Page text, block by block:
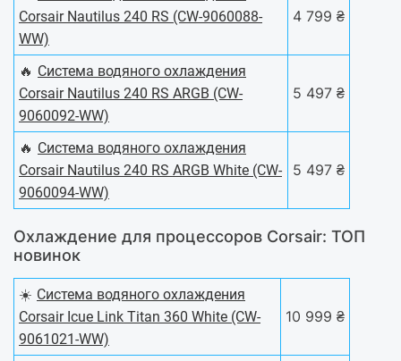
Corsair Nautilus 240 RS (CW-9060088-
WW)
4 799 ₴
🔥 Система водяного охлаждения
Corsair Nautilus 240 RS ARGB (CW-
9060092-WW)
5 497 ₴
🔥 Система водяного охлаждения
Corsair Nautilus 240 RS ARGB White (CW-
9060094-WW)
5 497 ₴
Охлаждение для процессоров Corsair: ТОП
новинок
☀️ Система водяного охлаждения
Corsair Icue Link Titan 360 White (CW-
9061021-WW)
10 999 ₴